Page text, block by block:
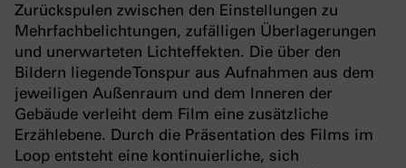
Zurückspulen zwischen den Einstellungen zu
Mehrfachbelichtungen, zufälligen Überlagerungen
und unerwarteten Lichteffekten. Die über den
Bildern liegende Tonspur aus Aufnahmen aus dem
jeweiligen Außenraum und dem Inneren der
Gebäude verleiht dem Film eine zusätzliche
Erzählebene. Durch die Präsentation des Films im
Loop entsteht eine kontinuierliche, sich